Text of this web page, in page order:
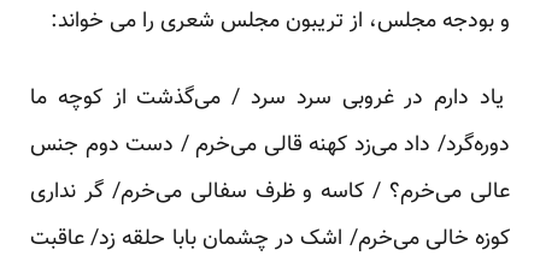
و بودجه مجلس، از تریبون مجلس شعری را می خواند:
یاد دارم در غروبی سرد سرد / می‌گذشت از کوچه ما
دوره‌گرد/ داد می‌زد کهنه قالی می‌خرم / دست دوم جنس
عالی می‌خرم؟ / کاسه و ظرف سفالی می‌خرم/ گر نداری
کوزه خالی می‌خرم/ اشک در چشمان بابا حلقه زد/ عاقبت